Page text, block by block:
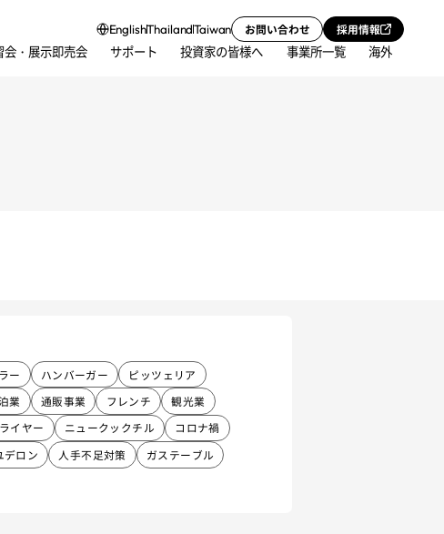
会・展示即売会 サポート 投資家の皆様へ 事業所一覧 海外
EnglishThailandTaiwan お問い合わせ 採用情報
ー ハンバーガー
ピッツェリア
業 通販事業 フレンチ
観光業
イヤー ニュークックチル
コロナ禍
デロン 人手不足対策
ガステーブル